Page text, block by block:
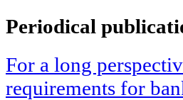
Periodical
For a long
requirements for